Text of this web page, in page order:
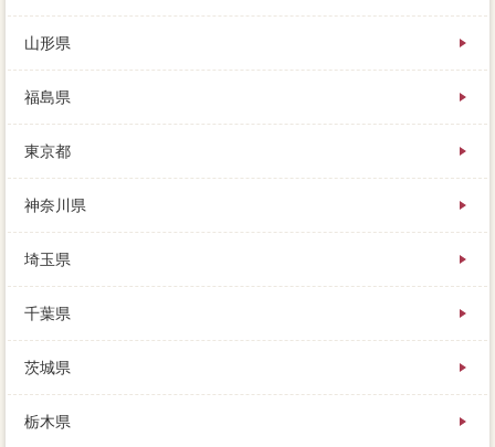
山形県
福島県
東京都
神奈川県
埼玉県
千葉県
茨城県
栃木県